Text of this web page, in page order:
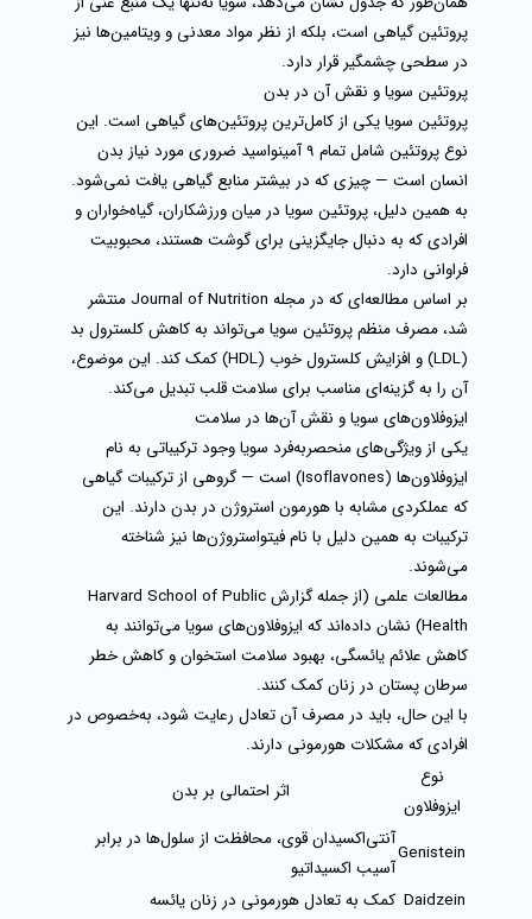
پروتئین گیاهی است، بلکه از نظر مواد معدنی و ویتامین‌ها نیز
در سطحی چشمگیر قرار دارد.
پروتئین سویا و نقش آن در بدن
پروتئین سویایکی از کامل‌ترین پروتئین‌های گیاهی است. این
نوع پروتئین شامل تمام 9 آمینواسید ضروری
مورد نیاز بدن
انسان است — چیزی که در بیشتر منابع گیاهی یافت نمی‌شود.
به همین دلیل، پروتئین سویا در میان ورزشکاران، گیاه‌خواران و
افرادی که به دنبال جایگزینی برای گوشت هستند، محبوبیت
فراوانی دارد.
بر اساس مطالعه‌ای که در مجله Journal of Nutrition منتشر
شد، مصرف منظمپروتئین سویامی‌تواند به کاهش کلسترول بد
(LDL) و افزایش کلسترول خوب (HDL) کمک کند. این موضوع،
آن را به گزینه‌ای مناسب برای سلامت قلب تبدیل می‌کند.
ایزوفلاون‌های سویا و نقش آن‌ها در سلامت
یکی از ویژگی‌های منحصربه‌فرد سویا وجود ترکیباتی به نام
ایزوفلاون‌ها (Isoflavones)
است — گروهی از ترکیبات گیاهی
که عملکردی مشابه با هورمون استروژن در بدن دارند. این
ترکیبات به همین دلیل با نامفیتواستروژن‌ها نیز شناخته
می‌شوند.
مطالعات علمی (از جمله گزارشHarvard School of Public
Health) نشان داده‌اند که ایزوفلاون‌های سویا می‌توانند به
کاهش علائم یائسگی، بهبود سلامت استخوان و کاهش خطر
سرطان پستان در زنان کمک کنند.
با این حال، باید در مصرف آن تعادل رعایت شود، به‌خصوص در
افرادی که مشکلات هورمونی دارند.
نوع
ایزوفلاون
اثر احتمالی بر بدن
Genistein
آنتی‌اکسیدان قوی، محافظت از سلول‌ها در برابر
آسیب اکسیداتیو
Daidzein کمک به تعادل هورمونی در زنان یائسه